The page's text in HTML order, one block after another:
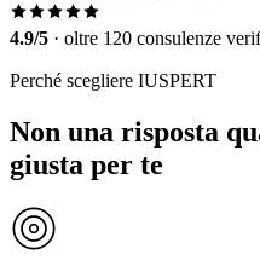
4.9/5 · oltre 120 consulenze
Perché scegliere IUSPERT
Non una risposta
giusta per te